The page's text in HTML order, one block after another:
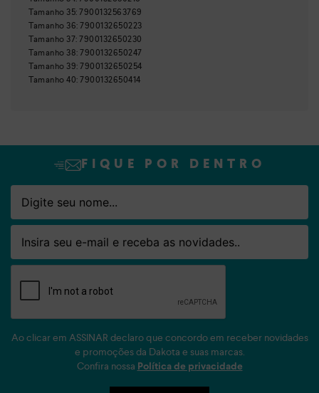
Tamanho 35:7900132563769
Tamanho 36:7900132650223
Tamanho 37:7900132650230
Tamanho 38:7900132650247
Tamanho 39:7900132650254
Tamanho40:7900132650414
FIQUE POR DENTRO
Nome
Email
Ao clicar em ASSINAR declaro que concordo em receber novidades
e promoções da Dakota e suas marcas.
Confira nossa Política de privacidade